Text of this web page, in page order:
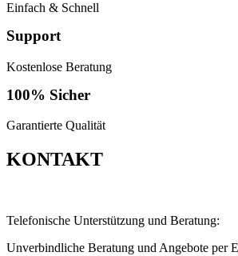
Einfach & Schnell
Support
Kostenlose Beratung
100% Sicher
Garantierte Qualität
KONTAKT
Telefonische Unterstützung und Beratung:
Unverbindliche Beratung und Angebote per